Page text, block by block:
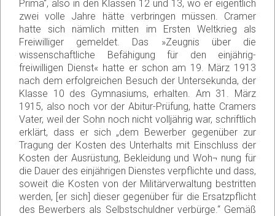
Prima“, also in den Klassen 12 und 13, wo er eigentlich
zwei volle Jahre hätte verbringen müssen. Cramer
hatte sich nämlich mitten im Ersten Weltkrieg als
Freiwilliger gemeldet. Das »Zeugnis über die
wissenschaftliche Befähigung für den einjährig-
freiwilligen Dienst« hatte er schon am 19. März 1913
nach dem erfolgreichen Besuch der Untersekunda, der
Klasse 10 des Gymnasiums, erhalten. Am 31. März
1915, also noch vor der Abitur-Prüfung, hatte Cramers
Vater, weil der Sohn noch nicht volljährig war, schriftlich
erklärt, dass er sich „dem Bewerber gegenüber zur
Tragung der Kosten des Unterhalts mit Einschluss der
Kosten der Ausrüstung, Bekleidung und Woh¬ nung für
die Dauer des einjährigen Dienstes verpflichte und dass,
soweit die Kosten von der Militärverwaltung bestritten
werden, [er sich] dieser gegenüber für die Ersatzpflicht
des Bewerbers als Selbstschuldner verbürge.“ Gemäß